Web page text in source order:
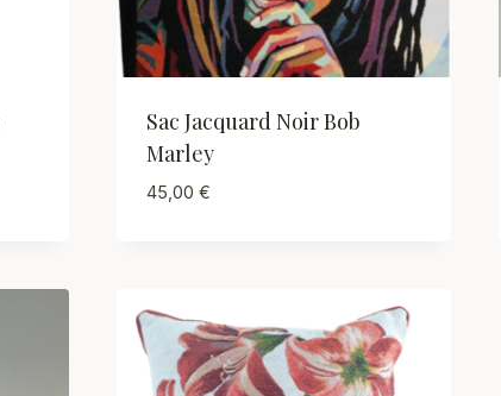
Sac Jacquard Noir Bob
Marley
45,00 €